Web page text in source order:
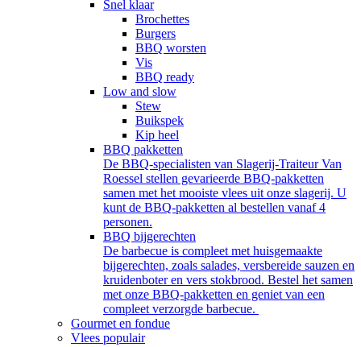
Snel klaar
Brochettes
Burgers
BBQ worsten
Vis
BBQ ready
Low and slow
Stew
Buikspek
Kip heel
BBQ pakketten
De BBQ-specialisten van Slagerij-Traiteur Van
Roessel stellen gevarieerde BBQ-pakketten
samen met het mooiste vlees uit onze slagerij. U
kunt de BBQ-pakketten al bestellen vanaf 4
personen.
BBQ bijgerechten
De barbecue is compleet met huisgemaakte
bijgerechten, zoals salades, versbereide sauzen en
kruidenboter en vers stokbrood. Bestel het samen
met onze BBQ-pakketten en geniet van een
compleet verzorgde barbecue.
Gourmet en fondue
Vlees populair